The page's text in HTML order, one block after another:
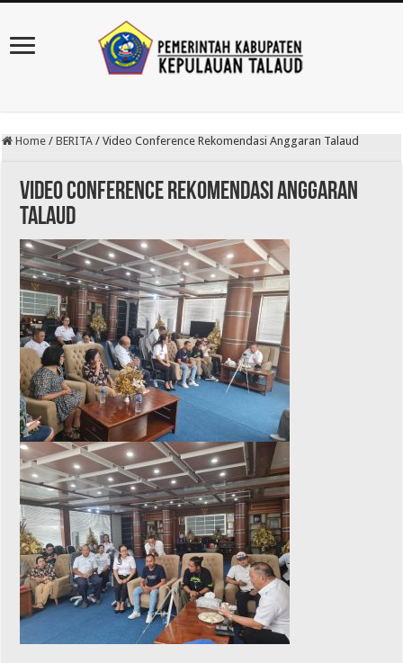
Home / BERITA / Video Conference Rekomendasi Anggaran Talaud
Video Conference Rekomendasi Anggaran
Talaud